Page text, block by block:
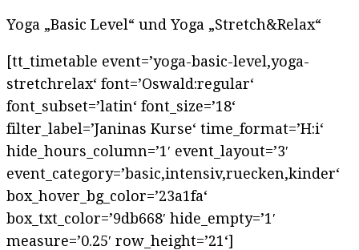
Yoga „Basic Level“ und Yoga „Stretch&Relax“
[tt_timetable event=’yoga-basic-level,yoga-
stretchrelax‘ font=’Oswald:regular‘
font_subset=’latin‘ font_size=’18‘
filter_label=’Janinas Kurse‘ time_format=’H:i‘
hide_hours_column=’1′ event_layout=’3′
event_category=’basic,intensiv,ruecken,kinder‘
box_hover_bg_color=’23a1fa‘
box_txt_color=’9db668′ hide_empty=’1′
measure=’0.25′ row_height=’21‘]